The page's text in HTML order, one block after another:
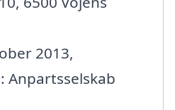
2013,
Anpartsselskab